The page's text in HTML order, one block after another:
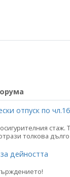
отпуск по
стаж.
толкова
дейността